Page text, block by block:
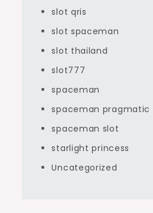
slot qris
slot spaceman
slot thailand
slot777
spaceman
spaceman pragmatic
spaceman slot
starlight princess
Uncategorized